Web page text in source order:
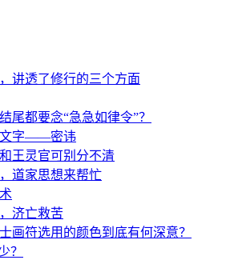
讲透了修行的三个方面
尾都要念“急急如律令”？
文字——密讳
王灵官可别分不清
道家思想来帮忙
济亡救苦
画符选用的颜色到底有何深意？
？